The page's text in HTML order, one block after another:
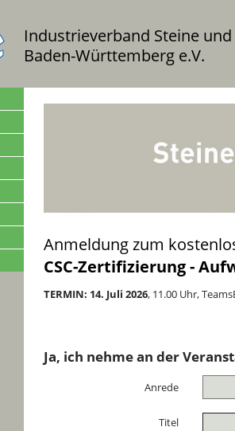
Industrieverband Steine und
Baden-Württemberg e.V.
Anmeldung zum
CSC-Zertifizierung -
TERMIN: 14. Juli 2026, 11.00 Uhr,
Ja, ich nehme an der
Anrede
Titel